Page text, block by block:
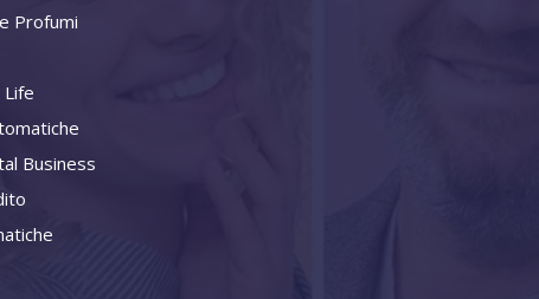
Profumi
Life
Business